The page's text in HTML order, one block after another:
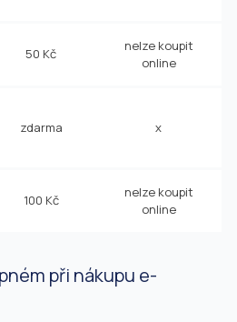
50 Kč
nelze koupit
online
zdarma x
100 Kč
nelze koupit
online
při nákupu e-